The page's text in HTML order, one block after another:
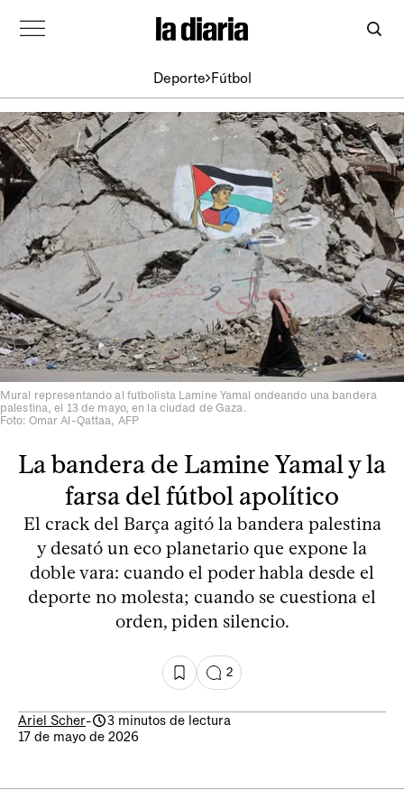
Deporte Fútbol
Mural representando al futbolista Lamine Yamal ondeando una bandera
palestina, el 13 de mayo, en la ciudad de Gaza.
Foto: Omar Al-Qattaa, AFP
La bandera de Lamine Yamal y la
farsa del fútbol apolítico
El crack del Barça agitó la bandera palestina
y desató un eco planetario que expone la
doble vara: cuando el poder habla desde el
deporte no molesta; cuando se cuestiona el
orden, piden silencio.
2
Ariel Scher-
3 minutos de lectura
17 de mayo de 2026